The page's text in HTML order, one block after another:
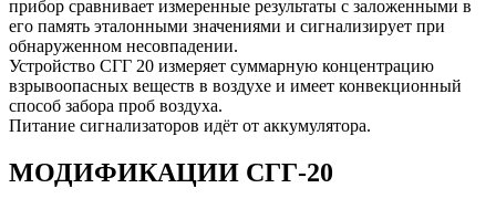
прибор сравнивает измеренные результаты с заложенными в
его память эталонными значениями и сигнализирует при
обнаруженном несовпадении.
Устройство СГГ 20 измеряет суммарную концентрацию
взрывоопасных веществ в воздухе и имеет конвекционный
способ забора проб воздуха.
Питание сигнализаторов идёт от аккумулятора.
МОДИФИКАЦИИ СГГ-20